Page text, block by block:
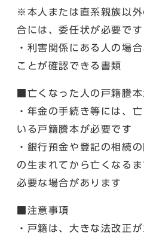
※本人または直系親族以
合には、委任状が必要です
・利害関係にある人の場
ことが確認できる書類
■亡くなった人の戸籍謄
・年金の手続き等には、
いる戸籍謄本が必要です
・銀行預金や登記の相続
の生まれてから亡くなる
必要な場合があります
■注意事項
・戸籍は、大きな法改正